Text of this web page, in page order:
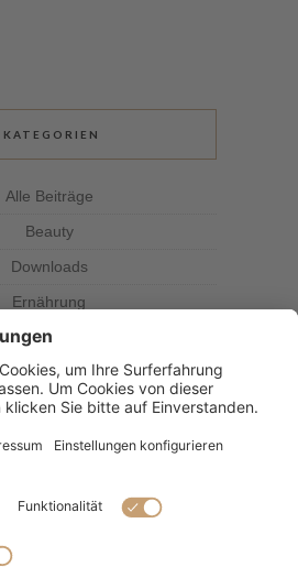
KATEGORIEN
Alle Beiträge
Beauty
Downloads
Ernährung
Kolumne
Kräuterkunde
Magazin
Rezepte